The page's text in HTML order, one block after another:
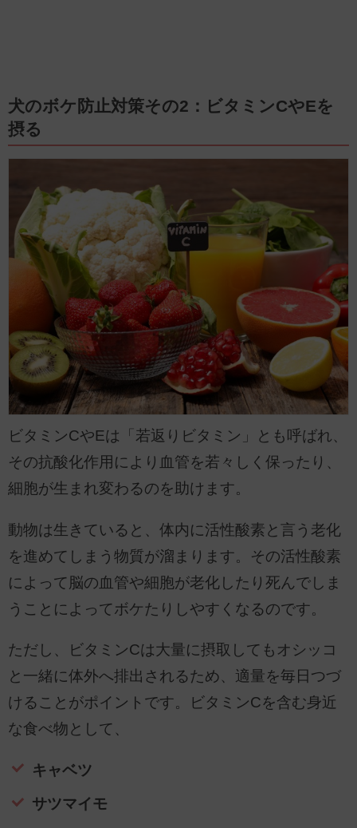
犬のボケ防止対策その2：ビタミンCやEを
摂る
ビタミンCやEは「若返りビタミン」とも呼ばれ、
その抗酸化作用により血管を若々しく保ったり、
細胞が生まれ変わるのを助けます。
動物は生きていると、体内に活性酸素と言う老化
を進めてしまう物質が溜まります。その活性酸素
によって脳の血管や細胞が老化したり死んでしま
うことによってボケたりしやすくなるのです。
ただし、ビタミンCは大量に摂取してもオシッコ
と一緒に体外へ排出されるため、適量を毎日つづ
けることがポイントです。ビタミンCを含む身近
な食べ物として、
キャベツ
サツマイモ